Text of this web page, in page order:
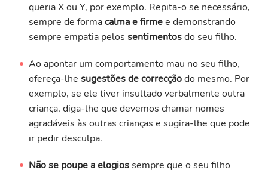
queria X ou Y, por exemplo. Repita-o se necessário,
sempre de formacalma e firmee demonstrando
sempre empatia pelos sentimentosdo seu filho.
Ao apontar um comportamento mau no seu filho,
ofereça-lhe sugestões de correcçãodo mesmo. Por
exemplo, se ele tiver insultado verbalmente outra
criança, diga-lhe que devemos chamar nomes
agradáveis às outras crianças e sugira-lhe que pode
ir pedir desculpa.
Não se poupe a elogiossempre que o seu filho